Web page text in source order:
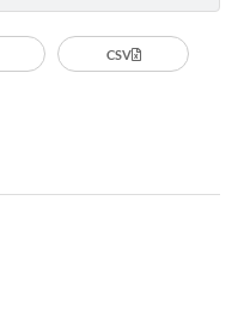
CSV